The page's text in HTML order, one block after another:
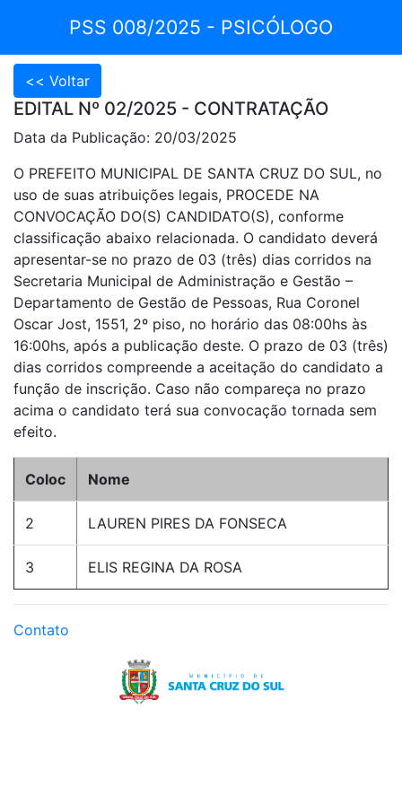
PSS 008/2025 - PSICÓLOGO
EDITAL Nº 02/2025 - CONTRATAÇÃO
Data da Publicação: 20/03/2025
O PREFEITO MUNICIPAL DE SANTA CRUZ DO SUL, no
uso de suas atribuições legais, PROCEDE NA
CONVOCAÇÃO DO(S) CANDIDATO(S), conforme
classificação abaixo relacionada. O candidato deverá
apresentar-se no prazo de 03 (três) dias corridos na
Secretaria Municipal de Administração e Gestão –
Departamento de Gestão de Pessoas, Rua Coronel
Oscar Jost, 1551, 2º piso, no horário das 08:00hs às
16:00hs, após a publicação deste. O prazo de 03 (três)
dias corridos compreende a aceitação do candidato a
função de inscrição. Caso não compareça no prazo
acima o candidato terá sua convocação tornada sem
efeito.
Coloc Nome
2 LAUREN PIRES DA FONSECA
3 ELIS REGINA DA ROSA
Contato